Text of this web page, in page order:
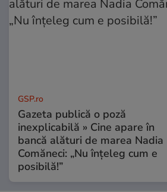
GSP.ro
Gazeta publică o poză
inexplicabilă » Cine apare în
bancă alături de marea Nadia
Comăneci: „Nu înțeleg cum e
posibilă!”